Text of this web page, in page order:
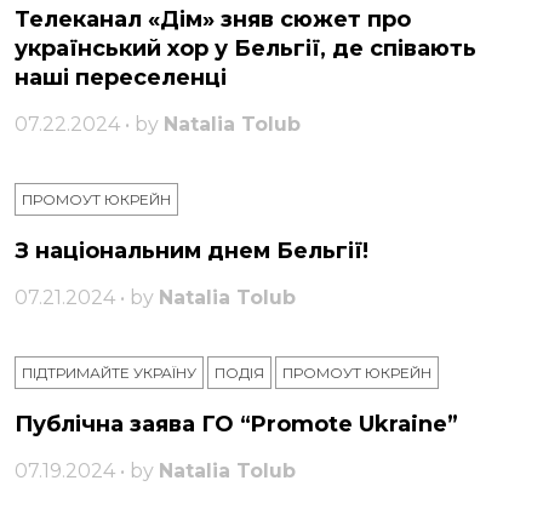
Телеканал «Дім» зняв сюжет про
український хор у Бельгії, де співають
наші переселенці
07.22.2024 • by Natalia Tolub
ПРОМОУТ ЮКРЕЙН
З національним днем ​​Бельгії!
07.21.2024 • by Natalia Tolub
ПІДТРИМАЙТЕ УКРАЇНУ ПОДІЯ ПРОМОУТ ЮКРЕЙН
Публічна заява ГО “Promote Ukraine”
07.19.2024 • by Natalia Tolub